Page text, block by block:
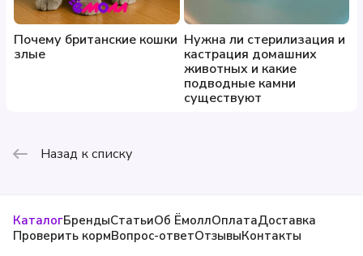
Почему британские кошки
злые
Нужна ли стерилизация и
кастрация домашних
животных и какие
подводные камни
существуют
Назад к списку
КаталогБрендыСтатьиОб ЁмоллОплатаДоставка
Проверить кормВопрос-ответОтзывыКонтакты